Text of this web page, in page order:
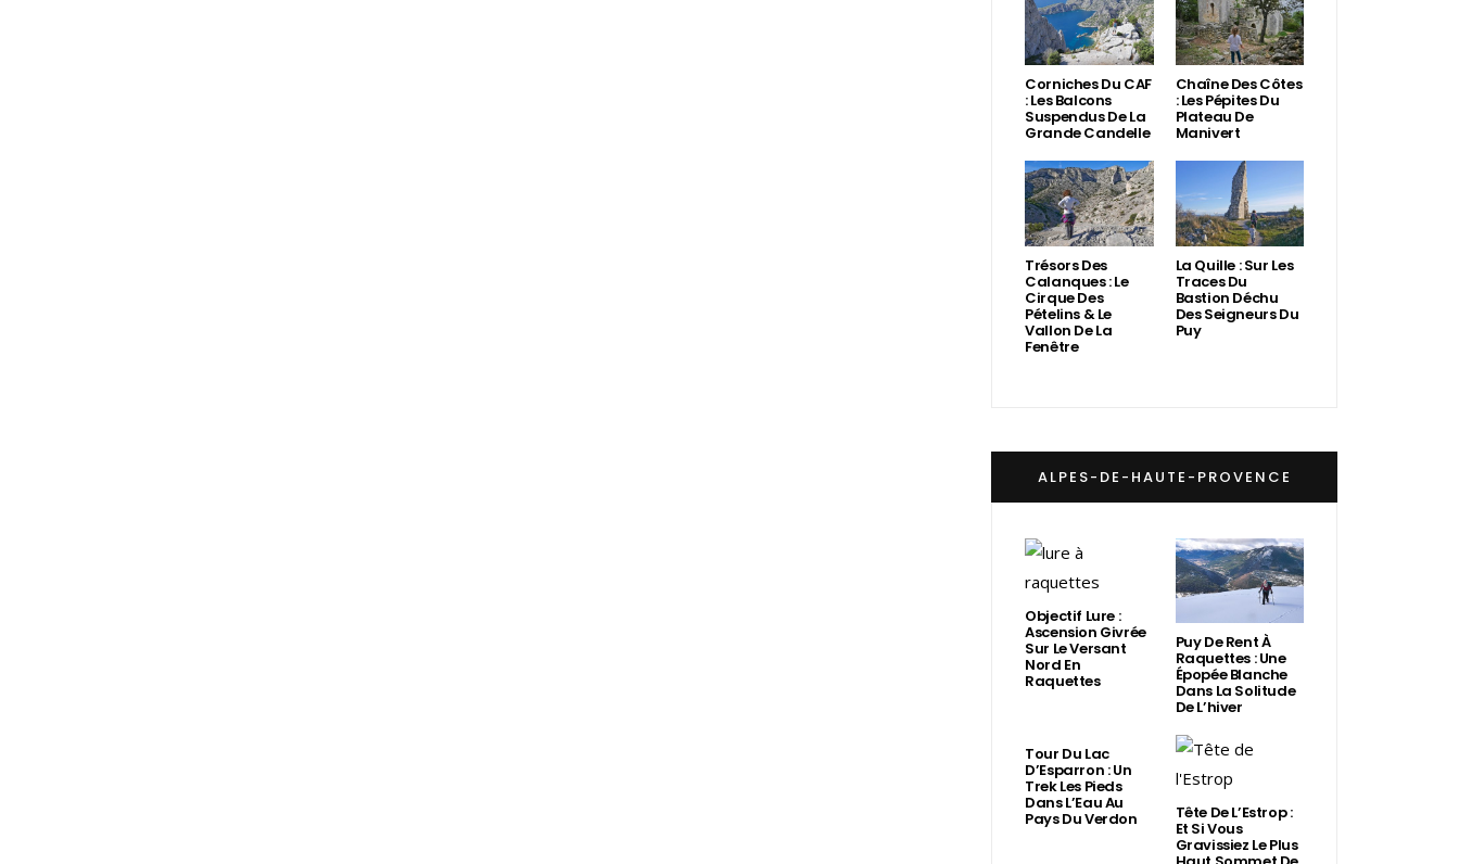
Corniches Du CAF
: Les Balcons
Suspendus De La
Grande Candelle
Chaîne Des Côtes
: Les Pépites Du
Plateau De
Manivert
Trésors Des
Calanques : Le
Cirque Des
Pételins & Le
Vallon De La
Fenêtre
La Quille : Sur Les
Traces Du
Bastion Déchu
Des Seigneurs Du
Puy
ALPES-DE-HAUTE-PROVENCE
Objectif Lure :
Ascension Givrée
Sur Le Versant
Nord En
Raquettes
Puy De Rent À
Raquettes : Une
Épopée Blanche
Dans La Solitude
De L’hiver
Tour Du Lac
D’Esparron : Un
Trek Les Pieds
Dans L’Eau Au
Pays Du Verdon Tête De L’Estrop :
Et Si Vous
Gravissiez Le Plus